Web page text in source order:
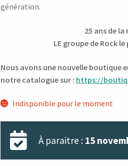
génération.
25 ans de
LE groupe de Rock
Nous avons une nouvelle boutique
notre catalogue sur : https://
Indisponible pour le moment
À paraitre : 15